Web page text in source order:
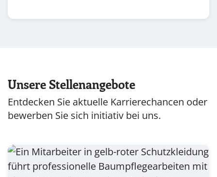
Unsere Stellenangebote
Entdecken Sie aktuelle Karrierechancen oder
bewerben Sie sich initiativ bei uns.